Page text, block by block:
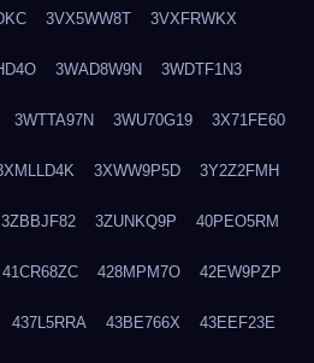
3VX5WW8T 3VXFRWKX
3WAD8W9N 3WDTF1N3
3WTTA97N 3WU70G19 3X71FE60
3XWW9P5D 3Y2Z2FMH
3ZBBJF82 3ZUNKQ9P 40PEO5RM
41CR68ZC 428MPM7O 42EW9PZP
437L5RRA 43BE766X 43EEF23E